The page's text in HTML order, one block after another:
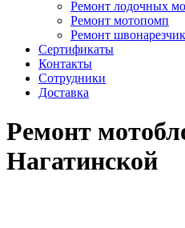
Ремонт лодочных
Ремонт мотопомп
Ремонт
Сертификаты
Контакты
Сотрудники
Доставка
Ремонт
Нагатинской